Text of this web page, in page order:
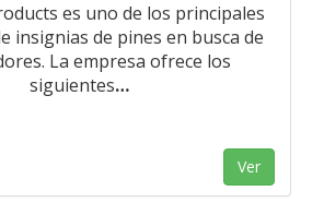
es uno de los principales
insignias de pines en busca de
La empresa ofrece los
siguientes…
Ver